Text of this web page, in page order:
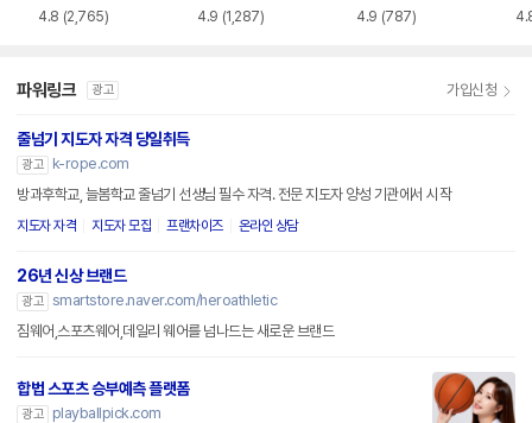
4.8 (2,765) 4.9 (1,287) 4.9 (787)
파워링크 광고 가입신청
줄넘기 지도자 자격 당일취득
광고
k-rope.com
방과후학교, 늘봄학교 줄넘기 선생님 필수 자격. 전문 지도자 양성 기관에서 시작
지도자 자격 지도자 모집 프랜차이즈 온라인 상담
26년 신상 브랜드
광고 smartstore.naver.com/heroathletic
짐웨어,스포츠웨어,데일리 웨어를 넘나드는 새로운 브랜드
합법 스포츠 승부예측 플랫폼
광고
playballpick.com